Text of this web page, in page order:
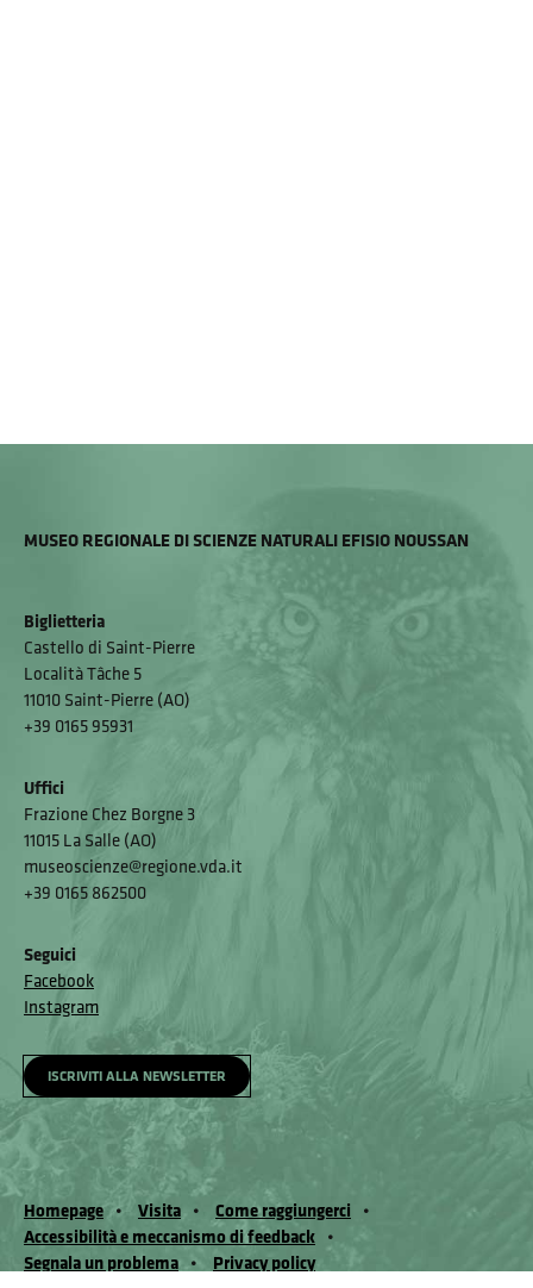
MUSEO REGIONALE DI SCIENZE NATURALI EFISIO NOUSSAN
Biglietteria
Castello di Saint-Pierre
Località Tâche 5
11010 Saint-Pierre (AO)
+39 0165 95931
Uffici
Frazione Chez Borgne 3
11015 La Salle (AO)
museoscienze@regione.vda.it
+39 0165 862500
Seguici
Facebook
Instagram
ISCRIVITI ALLA NEWSLETTER
Homepage Visita
Come raggiungerci
Accessibilità e meccanismo di feedback
Segnala un problema
Privacy policy